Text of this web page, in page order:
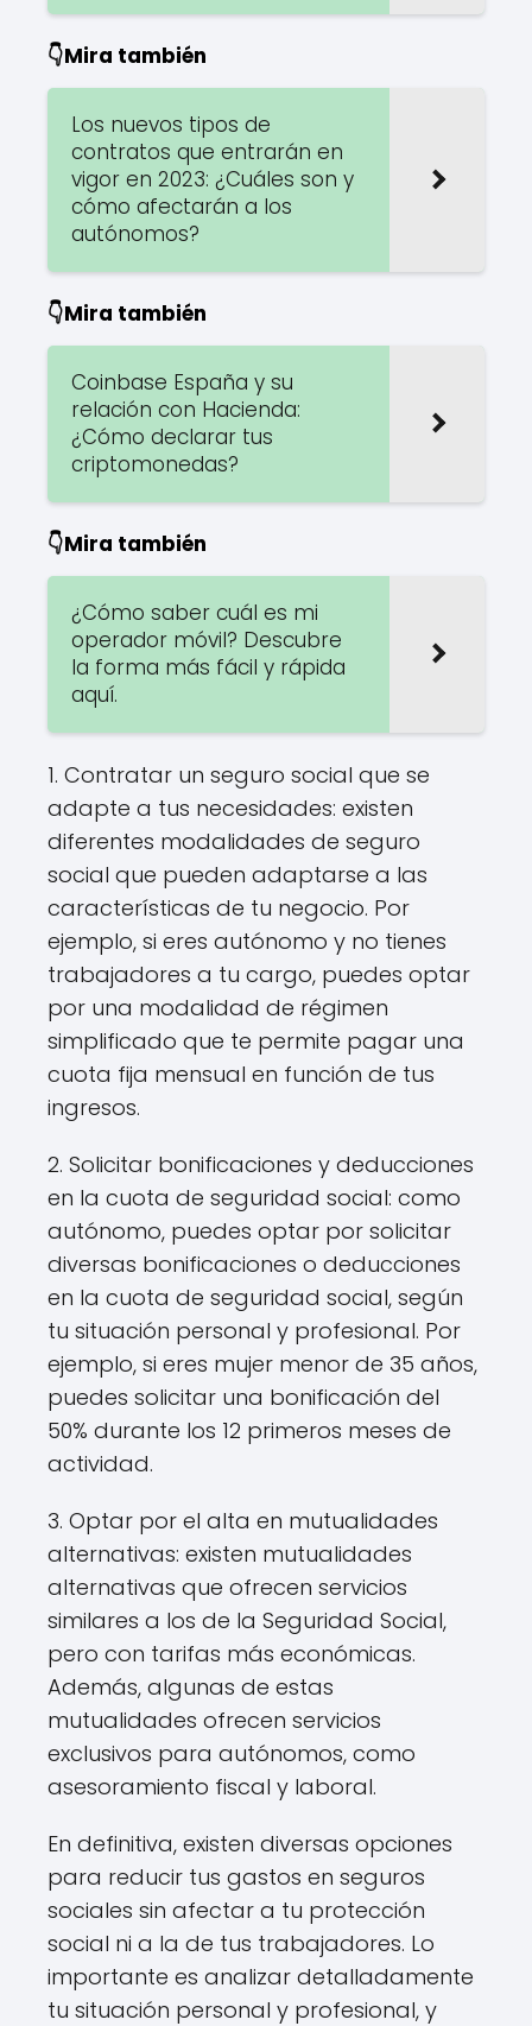
👇Mira también
Los nuevos tipos de
contratos que entrarán en
vigor en 2023: ¿Cuáles son y
cómo afectarán a los
autónomos?
👇Mira también
Coinbase España y su
relación con Hacienda:
¿Cómo declarar tus
criptomonedas?
👇Mira también
¿Cómo saber cuál es mi
operador móvil? Descubre
la forma más fácil y rápida
aquí.
1. Contratar un seguro social que se
adapte a tus necesidades: existen
diferentes modalidades de seguro
social que pueden adaptarse a las
características de tu negocio. Por
ejemplo, si eres autónomo y no tienes
trabajadores a tu cargo, puedes optar
por una modalidad de régimen
simplificado que te permite pagar una
cuota fija mensual en función de tus
ingresos.
2. Solicitar bonificaciones y deducciones
en la cuota de seguridad social: como
autónomo, puedes optar por solicitar
diversas bonificaciones o deducciones
en la cuota de seguridad social, según
tu situación personal y profesional. Por
ejemplo, si eres mujer menor de 35 años,
puedes solicitar una bonificación del
50% durante los 12 primeros meses de
actividad.
3. Optar por el alta en mutualidades
alternativas: existen mutualidades
alternativas que ofrecen servicios
similares a los de la Seguridad Social,
pero con tarifas más económicas.
Además, algunas de estas
mutualidades ofrecen servicios
exclusivos para autónomos, como
asesoramiento fiscal y laboral.
En definitiva, existen diversas opciones
para reducir tus gastos en seguros
sociales sin afectar a tu protección
social ni a la de tus trabajadores. Lo
importante es analizar detalladamente
tu situación personal y profesional, y